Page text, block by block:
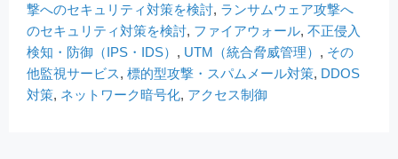
撃へのセキュリティ対策を検討, ランサムウェア攻撃へ
のセキュリティ対策を検討, ファイアウォール, 不正侵入
検知・防御（IPS・IDS） , UTM（統合脅威管理） , その
他監視サービス, 標的型攻撃・スパムメール対策, DDOS
対策, ネットワーク暗号化, アクセス制御